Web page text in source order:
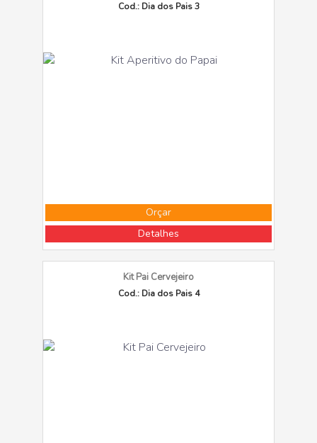
Cod.: Dia dos Pais 3
Orçar
Detalhes
Kit Pai Cervejeiro
Cod.: Dia dos Pais 4